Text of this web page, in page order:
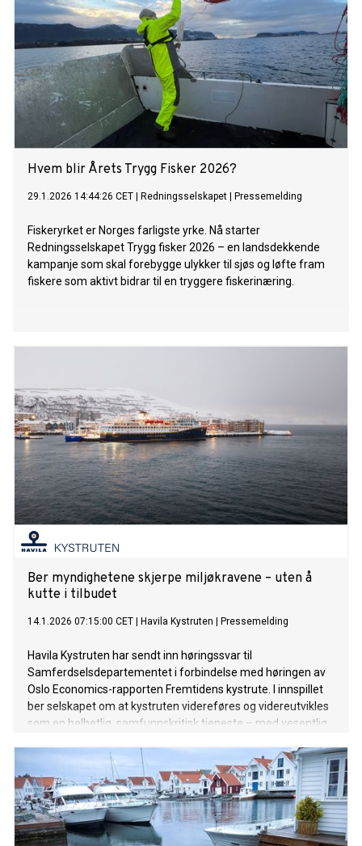
Hvem blir Årets Trygg Fisker 2026?
29.1.2026 14:44:26 CET Redningsselskapet Pressemelding
Fiskeryrket er Norges farligste yrke. Nå starter
Redningsselskapet Trygg fisker 2026 – en landsdekkende
kampanje som skal forebygge ulykker til sjøs og løfte fram
fiskere som aktivt bidrar til en tryggere fiskerinæring.
Ber myndighetene skjerpe miljøkravene – uten å
kutte i tilbudet
14.1.2026 07:15:00 CET Havila Kystruten Pressemelding
Havila Kystruten har sendt inn høringssvar til
Samferdselsdepartementet i forbindelse med høringen av
Oslo Economics-rapporten Fremtidens kystrute. I innspillet
ber selskapet om at kystruten videreføres og videreutvikles
som en helhetlig, samfunnskritisk tjeneste – med vesentlig
avtaleperiode.